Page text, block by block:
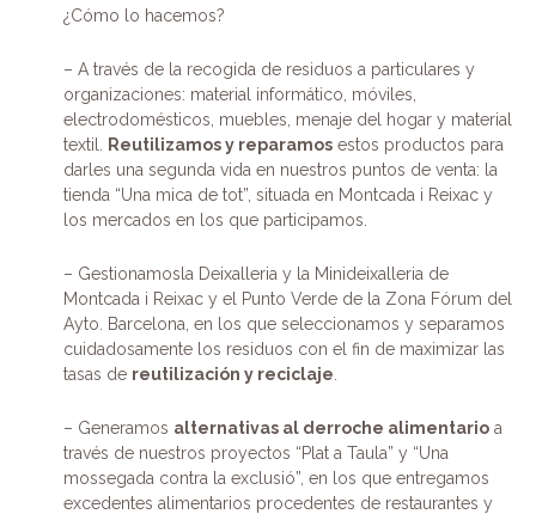
¿Cómo lo hacemos?
– A través de la recogida de residuos a particulares y
organizaciones: material informático, móviles,
electrodomésticos, muebles, menaje del hogar y material
textil. Reutilizamos y reparamosestos productos para
darles una segunda vida en nuestros puntos de venta: la
tienda “Una mica de tot”, situada en Montcada i Reixac y
los mercados en los que participamos.
– Gestionamosla Deixalleria y la Minideixalleria de
Montcada i Reixac y el Punto Verde de la Zona Fórum del
Ayto. Barcelona, en los que seleccionamos y separamos
cuidadosamente los residuos con el fin de maximizar las
tasas de reutilización y reciclaje
– Generamos alternativas al derroche alimentarioa
través de nuestros proyectos “Plat a Taula” y “Una
mossegada contra la exclusió”, en los que entregamos
excedentes alimentarios procedentes de restaurantes y